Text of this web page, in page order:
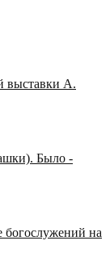
выставки А.
Было -
богослужений на